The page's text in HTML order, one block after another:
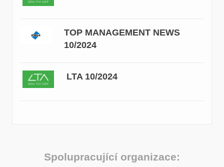
TOP MANAGEMENT NEWS
10/2024
LTA 10/2024
Spolupracující organizace: